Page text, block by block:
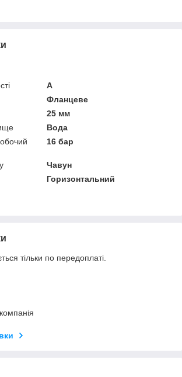
А
Фланцеве
25 мм
Вода
16 бар
Чавун
Горизонтальний
тільки по передоплаті.